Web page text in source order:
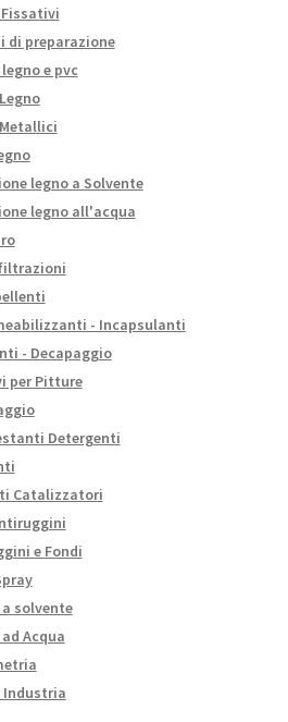
di preparazione
e pvc
legno a Solvente
legno all'acqua
- Incapsulanti
- Decapaggio
per Pitture
Detergenti
Catalizzatori
e Fondi
solvente
Acqua
Industria